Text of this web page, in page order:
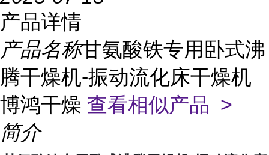
产品详情
产品名称甘氨酸铁专用卧式沸
腾干燥机-振动流化床干燥机
博鸿干燥 查看相似产品 >
简介